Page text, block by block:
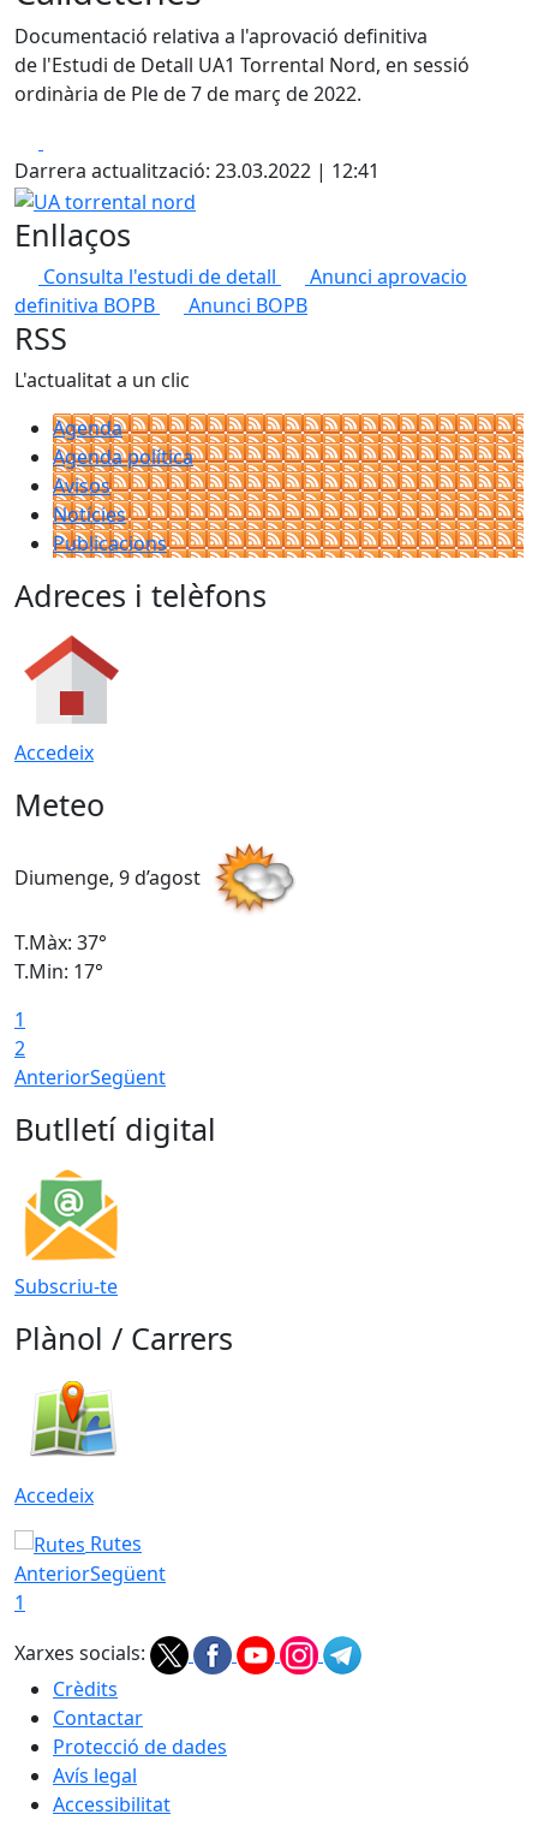
Documentació relativa a l'aprovació definitiva
de l'Estudi de Detall UA1 Torrental Nord, en sessió
ordinària de Ple de 7 de març de 2022.
Darrera actualització: 23.03.2022 | 12:41
UA torrental nord
Enllaços
Consulta l'estudi de detall
Anunci aprovacio
definitiva BOPB
Anunci BOPB
RSS
L'actualitat a un clic
Agenda
Agenda política
Avisos
Notícies
Publicacions
Adreces i telèfons
Accedeix
Meteo
Diumenge, 9 d’agost
T.Màx: 37°
T.Min: 17°
1
2
AnteriorSegüent
Butlletí digital
Subscriu-te
Plànol / Carrers
Accedeix
Rutes
AnteriorSegüent
1
Xarxes socials:
Crèdits
Contactar
Protecció de dades
Avís legal
Accessibilitat